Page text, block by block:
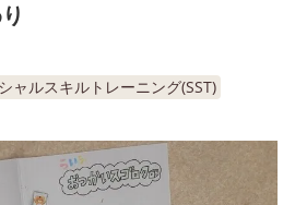
ャルスキルトレーニング(SST)